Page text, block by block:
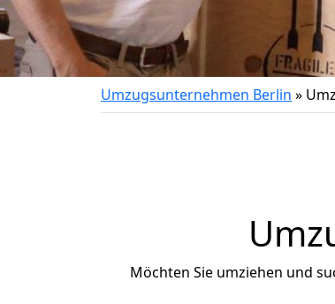
Umzugsunternehmen Berlin »
Möchten Sie umziehen und